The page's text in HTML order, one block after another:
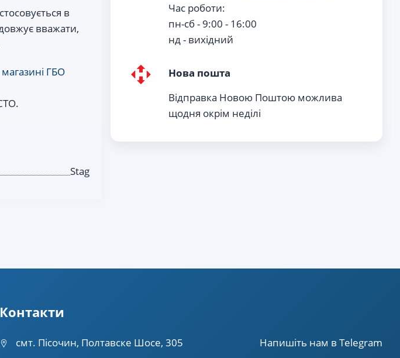
в
вважати,
магазині ГБО
Stag
Час роботи:
пн-сб - 9:00 - 16:00
нд - вихiдний
Нова пошта
Відправка Новою Поштою можлива
щодня окрім неділі
Контакти
смт. Пісочин, Полтавске Шосе, 305 Напишiть нам в Telegram